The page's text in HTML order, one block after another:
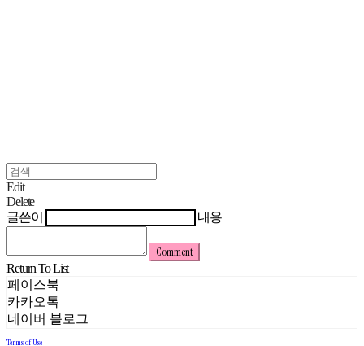
Edit
Delete
글쓴이
내용
Comment
Return To List
페이스북
카카오톡
네이버 블로그
Terms of Use